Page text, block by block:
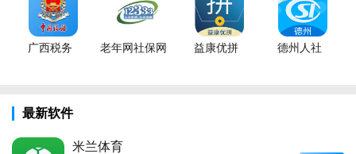
广西税务 老年网社保网 益康优拼 德州人社
最新软件
米兰体育